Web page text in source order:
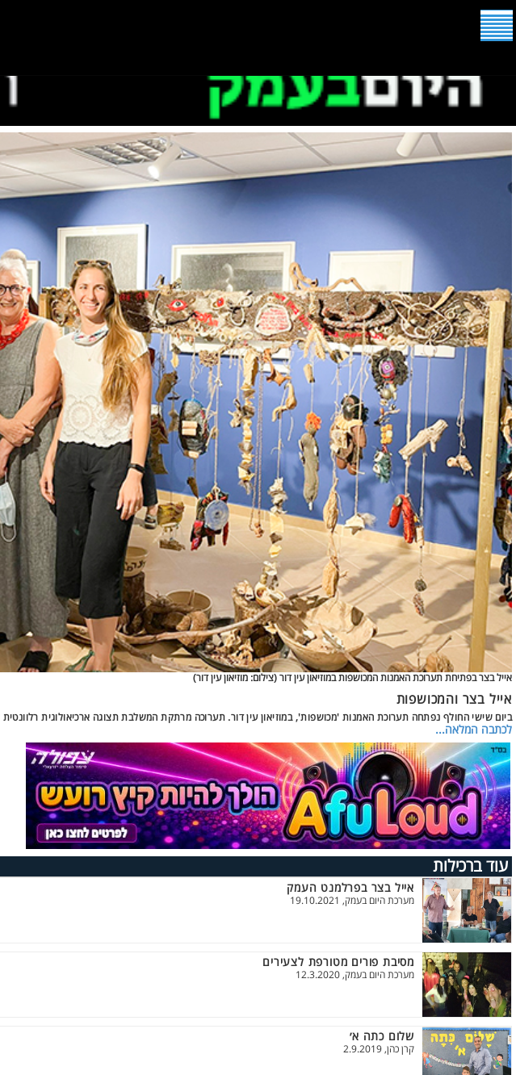
אייל בצר בפתיחת תערוכת האמנות המכושפות במוזיאון עין דור (צילום: מוזיאון עין דור)
אייל בצר והמכושפות
ביום שישי החולף נפתחה תערוכת האמנות 'מכושפות', במוזיאון עין דור. תערוכה מרתקת המשלבת תצוגה ארכיאולוגית
לכתבה המלאה...
עוד ברכילות
אייל בצר בפרלמנט העמק
מערכת היום בעמק, 19.10.2021
מסיבת פורים מטורפת לצעירים
מערכת היום בעמק, 12.3.2020
שלום כתה א׳
קרן כהן, 2.9.2019